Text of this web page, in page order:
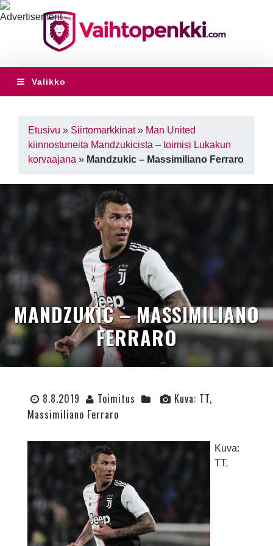
Valikko
Etusivu » Siirtomarkkinat» Man United
kiinnostuneita Mandzukicista – toimisi Lukakun
korvaajana » Mandzukic – Massimiliano Ferraro
MANDZUKIC – MASSIMILIANO
FERRARO
8.8.2019 Toimitus
Kuva: TT,
Massimiliano Ferraro
Kuva:
TT,